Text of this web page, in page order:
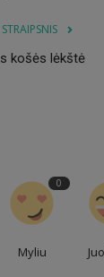
košės lėkštė
0
Myliu